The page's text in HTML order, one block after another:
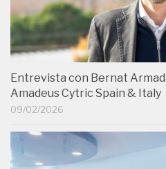
Entrevista con Bernat
Amadeus Cytric Spain & Italy
09/02/2026